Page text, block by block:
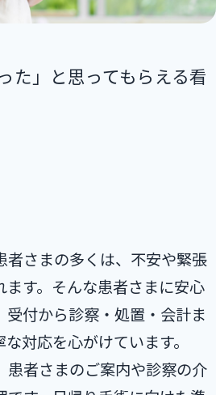
た」と思ってもらえる看
者さまの多くは、不安や緊張
ます。そんな患者さまに安心
受付から診察・処置・会計ま
対応を心がけています。
患者さまのご案内や診察の介